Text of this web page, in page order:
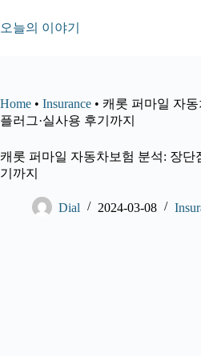
문
뛰
기
오늘의 이야기
Home • Insurance • 캐롯 퍼마일 자
플러그·실사용 후기까지
캐롯 퍼마일 자동차보험 분석: 장단
기까지
Dial 2024-03-08